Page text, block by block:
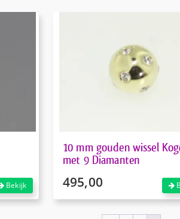
Bekijk
10 mm gouden wissel
met 9 Diamanten
495,00